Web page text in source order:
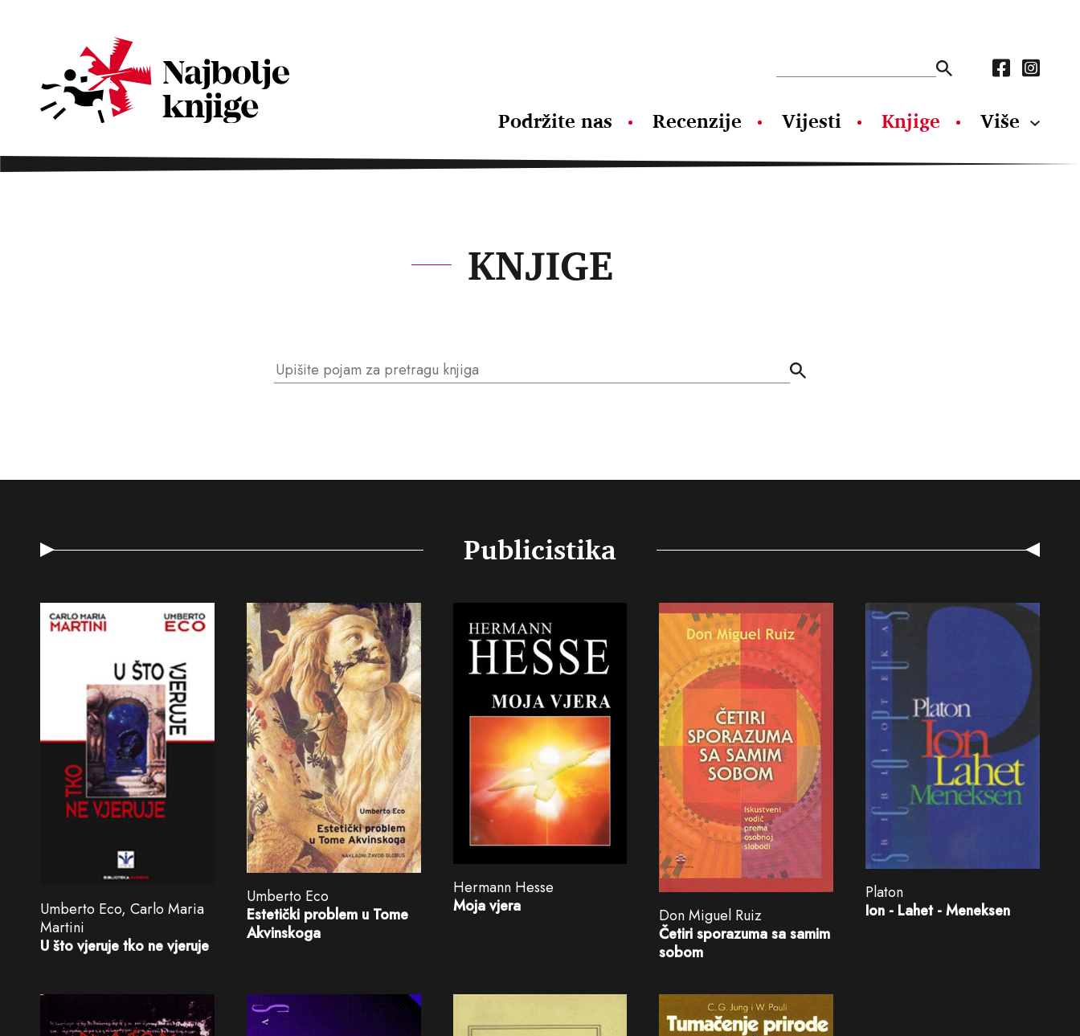
Podržite nas Recenzije Vijesti Knjige Više
KNJIGE
Publicistika
Umberto Eco, Carlo Maria
Martini
U što vjeruje tko ne vjeruje
Umberto Eco
Estetički problem u Tome
Akvinskoga
Hermann Hesse
Moja vjera
Don Miguel Ruiz
Četiri sporazuma sa samim
sobom
Platon
Ion - Lahet - Meneksen